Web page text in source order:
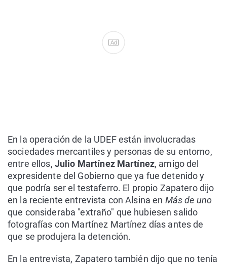
Ad
En la operación de la UDEF están involucradas
sociedades mercantiles y personas de su entorno,
entre ellos, Julio Martínez Martínez, amigo del
expresidente del Gobierno que ya fue detenido y
que podría ser el testaferro. El propio Zapatero dijo
en la reciente entrevista con Alsina en Más de uno
que consideraba "extraño" que hubiesen salido
fotografías con Martínez Martínez días antes de
que se produjera la detención.
En la entrevista, Zapatero también dijo que no tenía